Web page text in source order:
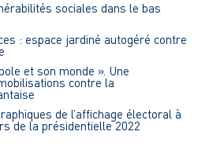
sociales dans le bas
: espace jardiné autogéré contre
et son monde ». Une
contre la
de l’affichage électoral à
de la présidentielle 2022